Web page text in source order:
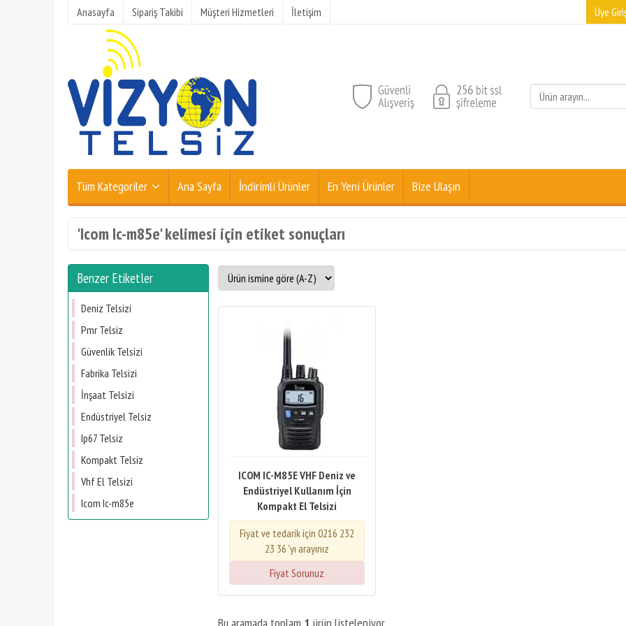
Anasayfa Sipariş Takibi Müşteri Hizmetleri İletişim Üye
Tüm Kategoriler Ana Sayfa İndirimli Ürünler En Yeni Ürünler Bize Ulaşın
'Icom Ic-m85e' kelimesi için etiket sonuçları
Benzer Etiketler
Deniz Telsizi
Pmr Telsiz
Güvenlik Telsizi
Fabrika Telsizi
İnşaat Telsizi
Endüstriyel Telsiz
Ip67 Telsiz
Kompakt Telsiz
Vhf El Telsizi
Icom Ic-m85e
ICOM IC-M85E VHF Deniz ve
Endüstriyel Kullanım İçin
Kompakt El Telsizi
Fiyat ve tedarik için 0216 232
23 36 'yı arayınız
Fiyat Sorunuz